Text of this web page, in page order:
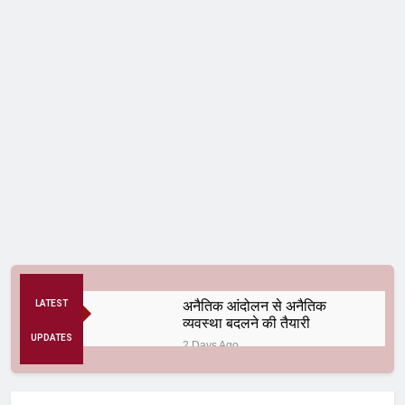
LATEST
UPDATES
अनैतिक आंदोलन से अनैतिक
व्यवस्था बदलने की तैयारी
2 Days Ago